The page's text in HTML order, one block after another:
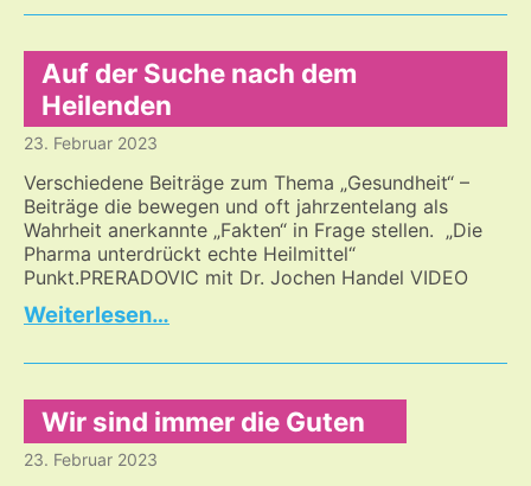
Suche,
Krieg
in
der
und
die
Kriegspropaganda
zu
verstehen
und
Frieden
werden?
Auf der Suche nach dem
Heilenden
23. Februar 2023
Verschiedene Beiträge zum Thema „Gesundheit“ –
Beiträge die bewegen und oft jahrzentelang als
Wahrheit anerkannte „Fakten“ in Frage stellen. „Die
Pharma unterdrückt echte Heilmittel“
Punkt.PRERADOVIC mit Dr. Jochen Handel VIDEO
…
Suche
dem
Heilenden
Wir sind immer die Guten
23. Februar 2023